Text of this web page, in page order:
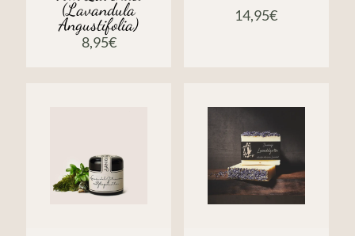
(Lavandula
Angustifolia)
8,95€
mit
5.00
14,95€